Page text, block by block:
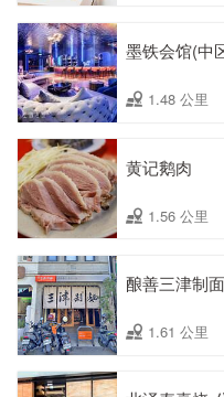
墨铁会馆(中
1.48 公里
黄记鹅肉
1.56 公里
酿善三津制
1.61 公里